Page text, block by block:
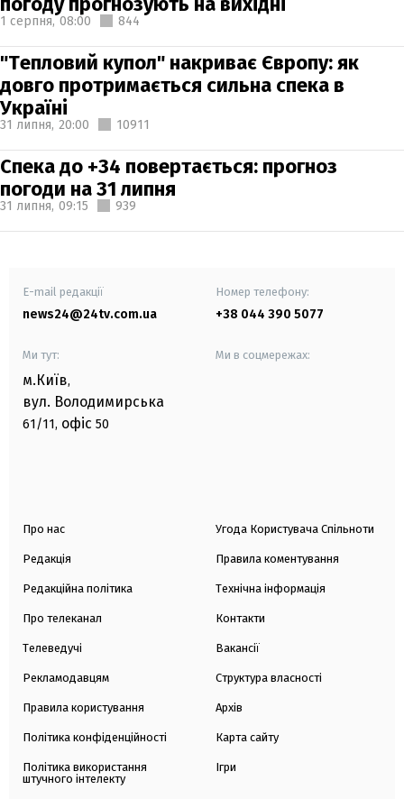
1 серпня, 08:00 844
"Тепловий купол" накриває Європу: як
довго протримається сильна спека в
Україні
31 липня, 20:00 10911
Спека до +34 повертається: прогноз
погоди на 31 липня
31 липня, 09:15 939
E-mail редакції
news24@24tv.com.ua
Номер телефону:
+38 044 390 5077
Ми тут:
м.Київ,
вул. Володимирська
61/11, офіс 50
Ми в соцмережах:
Про нас
Редакція
Редакційна політика
Про телеканал
Телеведучі
Рекламодавцям
Правила користування
Політика конфіденційності
Політика використання
штучного інтелекту
Угода Користувача Спільноти
Правила коментування
Технічна інформація
Контакти
Вакансії
Структура власності
Архів
Карта сайту
Ігри